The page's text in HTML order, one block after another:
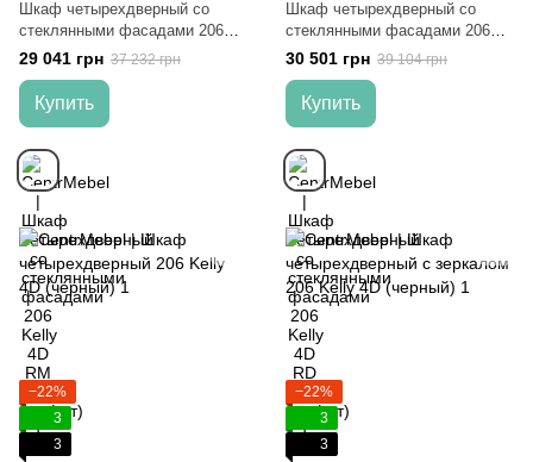
Шкаф четырехдверный со
стеклянными фасадами 206
Kelly 4D RM (серый графит)
29 041 грн 37 232 грн
Купить
Шкаф четырехдверный со
стеклянными фасадами 206
Kelly 4D RD (серый графит)
30 501 грн 39 104 грн
Купить
−22%
3
3
−22%
3
3